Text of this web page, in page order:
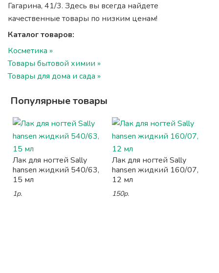
Гагарина, 41/3. Здесь вы всегда найдете
качественные товары по низким ценам!
Каталог товаров:
Косметика »
Товары бытовой химии »
Товары для дома и сада »
Популярные товары
Лак для ногтей Sally
hansen жидкий 540/63,
15 мл
1р.
Лак для ногтей Sally
hansen жидкий 160/07,
12 мл
150р.